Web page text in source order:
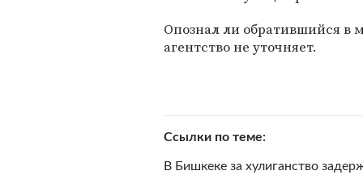
Опознал ли обратившийся в
агентство не уточняет.
Ссылки по теме
В Бишкеке за хулиганство